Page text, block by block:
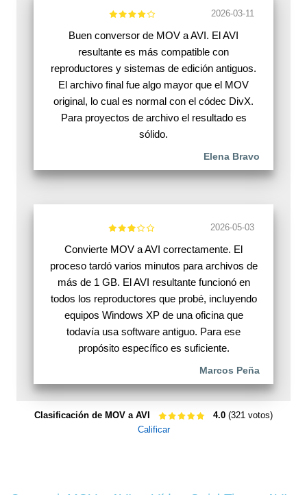
2026-03-11
Buen conversor de MOV a AVI. El AVI
resultante es más compatible con
reproductores y sistemas de edición antiguos.
El archivo final fue algo mayor que el MOV
original, lo cual es normal con el códec DivX.
Para proyectos de archivo el resultado es
sólido.
Elena Bravo
2026-05-03
Convierte MOV a AVI correctamente. El
proceso tardó varios minutos para archivos de
más de 1 GB. El AVI resultante funcionó en
todos los reproductores que probé, incluyendo
equipos Windows XP de una oficina que
todavía usa software antiguo. Para ese
propósito específico es suficiente.
Marcos Peña
Clasificación de MOV a AVI 4.0 (321 votos)
Calificar